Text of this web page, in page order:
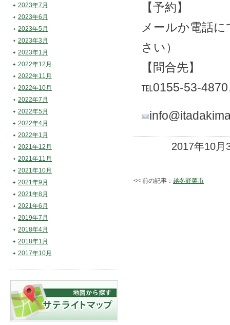
【予約】
メールか電話
さい）
【問合先】
℡0155-53-4870
2017年10月
<< 前の記事： 越冬野菜市
2023年7月
2023年6月
2023年5月
2023年3月
2023年1月
2022年12月
2022年11月
2022年10月
2022年7月
2022年5月
2022年4月
2022年1月
2021年12月
2021年11月
2021年10月
2021年9月
2021年8月
2021年6月
2019年7月
2018年4月
2018年1月
2017年10月